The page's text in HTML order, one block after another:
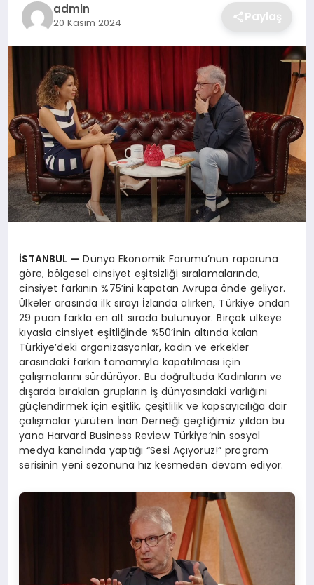
admin
20 Kasım 2024 Paylaş
İSTANBUL — Dünya Ekonomik Forumu’nun raporuna
göre, bölgesel cinsiyet eşitsizliği sıralamalarında,
cinsiyet farkının %75’ini kapatan Avrupa önde geliyor.
Ülkeler arasında ilk sırayı İzlanda alırken, Türkiye ondan
29 puan farkla en alt sırada bulunuyor. Birçok ülkeye
kıyasla cinsiyet eşitliğinde %50’inin altında kalan
Türkiye’deki organizasyonlar, kadın ve erkekler
arasındaki farkın tamamıyla kapatılması için
çalışmalarını sürdürüyor. Bu doğrultuda Kadınların ve
dışarda bırakılan grupların iş dünyasındaki varlığını
güçlendirmek için eşitlik, çeşitlilik ve kapsayıcılığa dair
çalışmalar yürüten İnan Derneği geçtiğimiz yıldan bu
yana Harvard Business Review Türkiye’nin sosyal
medya kanalında yaptığı “Sesi Açıyoruz!” program
serisinin yeni sezonuna hız kesmeden devam ediyor.